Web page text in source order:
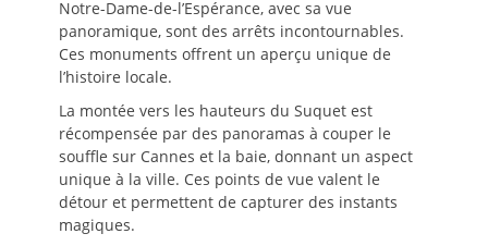
Notre-Dame-de-l’Espérance, avec sa vue
panoramique, sont des arrêts incontournables.
Ces monuments offrent un aperçu unique de
l’histoire locale.
La montée vers les hauteurs du Suquet est
récompensée par des panoramas à couper le
souffle sur Cannes et la baie, donnant un aspect
unique à la ville. Ces points de vue valent le
détour et permettent de capturer des instants
magiques.